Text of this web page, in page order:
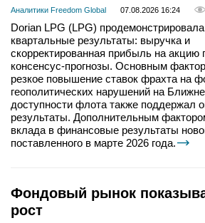
Аналитики Freedom Global 07.08.2026 16:24
Dorian LPG (LPG)
квартальные результаты: выручка и
скорректированная прибыль на акцию
консенсус-прогнозы. Основным
резкое повышение ставок фрахта на
геополитических нарушений на
доступности флота также поддержал
результаты. Дополнительным
вклада в финансовые результаты
поставленного в марте 2026 года.
Фондовый рынок
рост